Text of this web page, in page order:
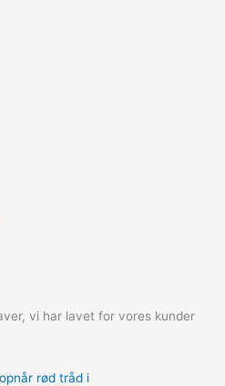
vi har lavet for vores kunder
rød tråd i